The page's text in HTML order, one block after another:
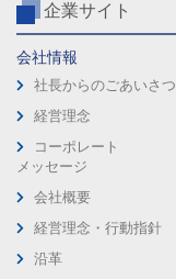
企業サイト
会社情報
社長からのごあいさつ
経営理念
コーポレート
メッセージ
会社概要
経営理念・行動指針
沿革